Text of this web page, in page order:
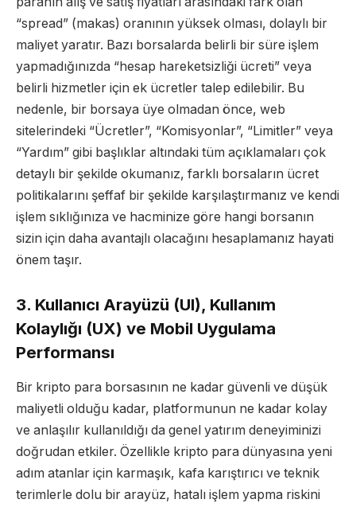
“spread” (makas) oranının yüksek olması, dolaylı bir
maliyet yaratır. Bazı borsalarda belirli bir süre işlem
yapmadığınızda “hesap hareketsizliği ücreti” veya
belirli hizmetler için ek ücretler talep edilebilir. Bu
nedenle, bir borsaya üye olmadan önce, web
sitelerindeki “Ücretler”, “Komisyonlar”, “Limitler” veya
“Yardım” gibi başlıklar altındaki tüm açıklamaları çok
detaylı bir şekilde okumanız, farklı borsaların ücret
politikalarını şeffaf bir şekilde karşılaştırmanız ve kendi
işlem sıklığınıza ve hacminize göre hangi borsanın
sizin için daha avantajlı olacağını hesaplamanız hayati
önem taşır.
3. Kullanıcı Arayüzü (UI), Kullanım
Kolaylığı (UX) ve Mobil Uygulama
Performansı
Bir kripto para borsasının ne kadar güvenli ve düşük
maliyetli olduğu kadar, platformunun ne kadar kolay
ve anlaşılır kullanıldığı da genel yatırım deneyiminizi
doğrudan etkiler. Özellikle kripto para dünyasına yeni
adım atanlar için karmaşık, kafa karıştırıcı ve teknik
terimlerle dolu bir arayüz, hatalı işlem yapma riskini